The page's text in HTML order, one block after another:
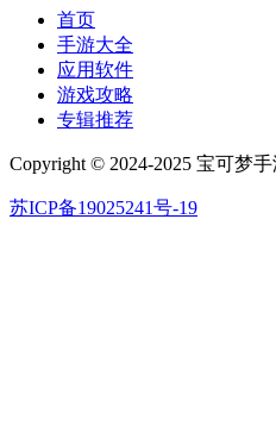
首页
手游大全
应用软件
游戏攻略
专辑推荐
Copyright © 2024-2025 宝可梦
苏ICP备19025241号-19